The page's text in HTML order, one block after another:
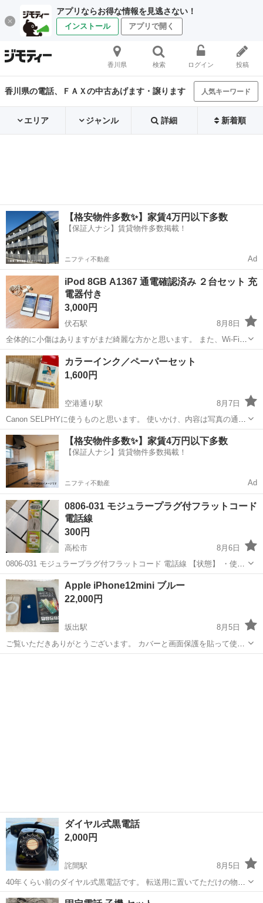
アプリならお得な情報を見逃さない！
インストール アプリで開く
香川県 検索 ログイン 投稿
香川県の電話、ＦＡＸの中古あげます・譲ります 人気キーワード
エリア ジャンル 詳細 新着順
【格安物件多数✨】家賃4万円以下多数
【保証人ナシ】賃貸物件多数掲載！
ニフティ不動産 Ad
iPod 8GB A1367 通電確認済み ２台セット 充
電器付き
3,000円
伏石駅
8月8日
全体的に小傷はありますがまだ綺麗な方かと思います。 また、Wi-Fi環
境ではない為現時点では通電のみの確認しか出来ていないので２台と
も訳あり、ジャンクとして出してます。ご注意ください。 説明文読ん
でない等で返品、返金は出来ません
香川 高松市 伏石駅 電話、ＦＡＸ
カラーインク／ペーパーセット
1,600円
空港通り駅
8月7日
Canon SELPHYに使うものと思います。 使いかけ、内容は写真の通り
インク1つ、ペーパー1つは袋があいてます。 （内ペーパー少し引っか
けてるところあり。）※写真2枚目 多分、元々の内容からインク1つな
いだけの状...
香川 高松市 空港通り駅 電話、ＦＡＸ インク
【格安物件多数✨】家賃4万円以下多数
【保証人ナシ】賃貸物件多数掲載！
ニフティ不動産 Ad
0806-031 モジュラープラグ付フラットコード
電話線
300円
高松市
8月6日
0806-031 モジュラープラグ付フラットコード 電話線 【状態】 ・使用
に伴う多少のスレ、キズ、落としきれない汚れなどございます ・詳細
は現地でご確認ください ・お値引きは出来かねますのでご了承願いま
す ...
香川 高松市 モジュラープラグ
Apple iPhone12mini ブルー
22,000円
坂出駅
8月5日
ご覧いただきありがとうございます。 カバーと画面保護を貼って使っ
ていましたので綺麗な方だと思います。 ポケットに入れて作業するの
ダイヤル式黒電話
2,000円
詫間駅
8月5日
40年くらい前のダイヤル式黒電話です。 転送用に置いてただけの物で
す。
香川 三豊市 詫間駅 電話、ＦＡＸ